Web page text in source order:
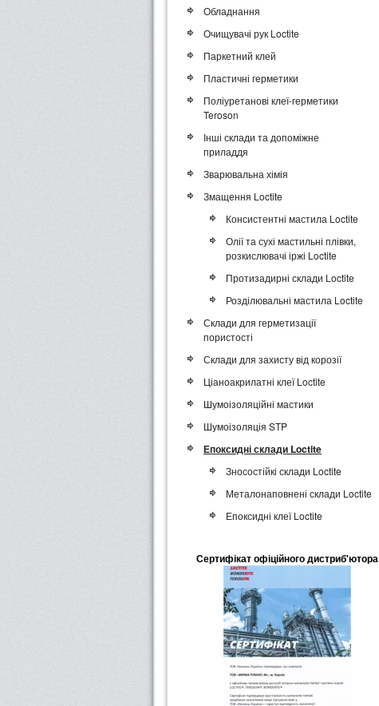
Обладнання
Очищувачі рук Loctite
Паркетний клей
Пластичні герметики
Поліуретанові клеї-герметики
Teroson
Інші склади та допоміжне
приладдя
Зварювальна хімія
Змащення Loctite
Консистентні мастила Loctite
Олії та сухі мастильні плівки,
розкислювачі іржі Loctite
Протизадирні склади Loctite
Розділювальні мастила Loctite
Склади для герметизації
пористості
Склади для захисту від корозії
Ціаноакрилатні клеї Loctite
Шумоізоляційні мастики
Шумоізоляція STP
Епоксидні склади Loctite
Зносостійкі склади Loctite
Металонаповнені склади Loctite
Епоксидні клеї Loctite
Сертифікат офіційного дистриб'ютора